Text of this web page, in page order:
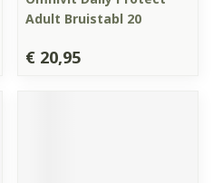
Adult Bruistabl 20
€ 20,95